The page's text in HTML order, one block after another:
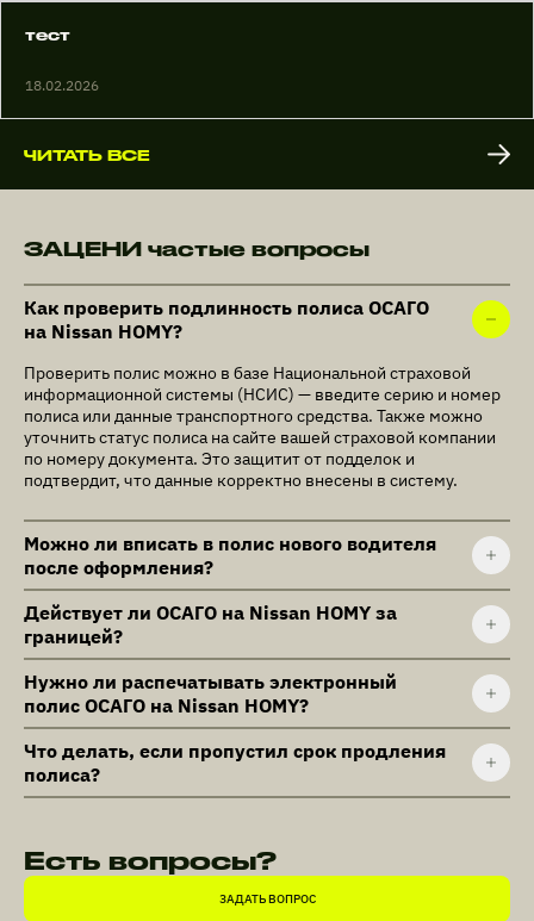
тест
18.02.2026
ЧИТАТЬ ВСЕ
ЗАЦЕНИ частые вопросы
Как проверить подлинность полиса ОСАГО
на Nissan HOMY?
Проверить полис можно в базе Национальной страховой
информационной системы (НСИС) — введите серию и номер
полиса или данные транспортного средства. Также можно
уточнить статус полиса на сайте вашей страховой компании
по номеру документа. Это защитит от подделок и
подтвердит, что данные корректно внесены в систему.
Можно ли вписать в полис нового водителя
после оформления?
Действует ли ОСАГО на Nissan HOMY за
границей?
Нужно ли распечатывать электронный
полис ОСАГО на Nissan HOMY?
Что делать, если пропустил срок продления
полиса?
Есть вопросы?
ЗАДАТЬ ВОПРОС